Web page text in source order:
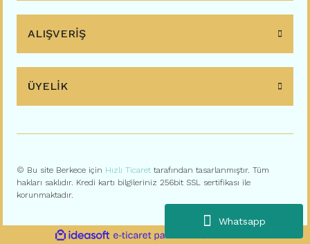
Whatsapp
ALIŞVERİŞ
ÜYELİK
© Bu site Berkece için Hızlı Ticaret tarafından tasarlanmıştır. Tüm
hakları saklıdır. Kredi kartı bilgileriniz 256bit SSL sertifikası ile
korunmaktadır.
ideasoft